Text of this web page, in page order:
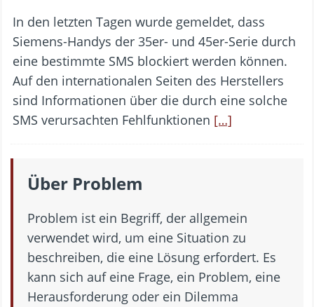
In den letzten Tagen wurde gemeldet, dass
Siemens-Handys der 35er- und 45er-Serie durch
eine bestimmte SMS blockiert werden können.
Auf den internationalen Seiten des Herstellers
sind Informationen über die durch eine solche
SMS verursachten Fehlfunktionen […]
Über Problem
Problem ist ein Begriff, der allgemein
verwendet wird, um eine Situation zu
beschreiben, die eine Lösung erfordert. Es
kann sich auf eine Frage, ein Problem, eine
Herausforderung oder ein Dilemma